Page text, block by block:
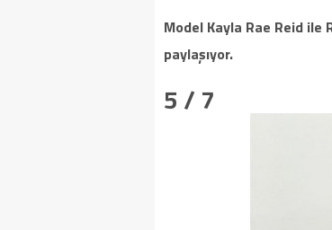
Model Kayla Rae Reid ile
paylaşıyor.
5 / 7